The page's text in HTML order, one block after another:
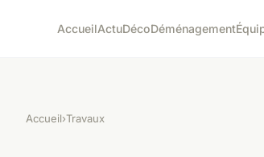
AccueilActuDécoDéménagement
Accueil›Travaux